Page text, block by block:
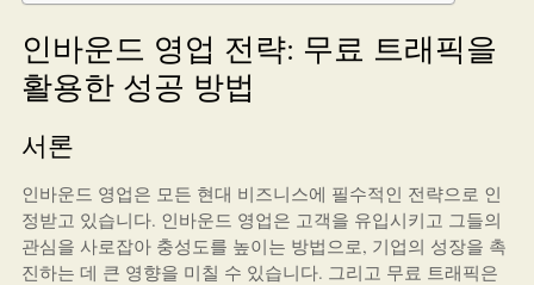
인바운드 영업 전략: 무료 트래픽을
활용한 성공 방법
서론
인바운드 영업은 모든 현대 비즈니스에 필수적인 전략으로 인
정받고 있습니다. 인바운드 영업은 고객을 유입시키고 그들의
관심을 사로잡아 충성도를 높이는 방법으로, 기업의 성장을 촉
진하는 데 큰 영향을 미칠 수 있습니다. 그리고 무료 트래픽은